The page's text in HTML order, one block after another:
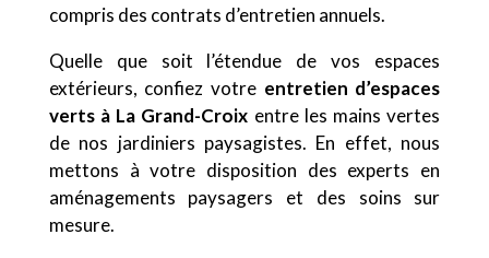
compris des contrats d’entretien annuels.
Quelle que soit l’étendue de vos espaces
extérieurs, confiez votre entretien d’espaces
verts à La Grand-Croix entre les mains vertes
de nos jardiniers paysagistes. En effet, nous
mettons à votre disposition des experts en
aménagements paysagers et des soins sur
mesure.